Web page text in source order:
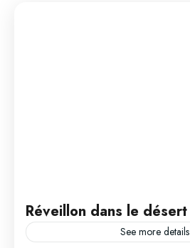
Réveillon dans le désert
See more details